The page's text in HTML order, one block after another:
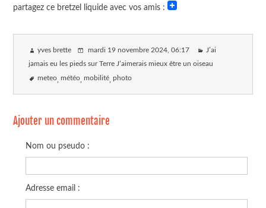
partagez ce bretzel liquide avec vos amis :
yves brette mardi 19 novembre 2024, 06:17 J’ai
jamais eu les pieds sur Terre J’aimerais mieux être un oiseau
meteo météo mobilité photo
Ajouter un commentaire
Nom ou pseudo :
Adresse email :